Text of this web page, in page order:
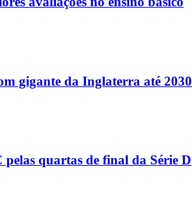
gigante da Inglaterra até 2030
quartas de final da Série D